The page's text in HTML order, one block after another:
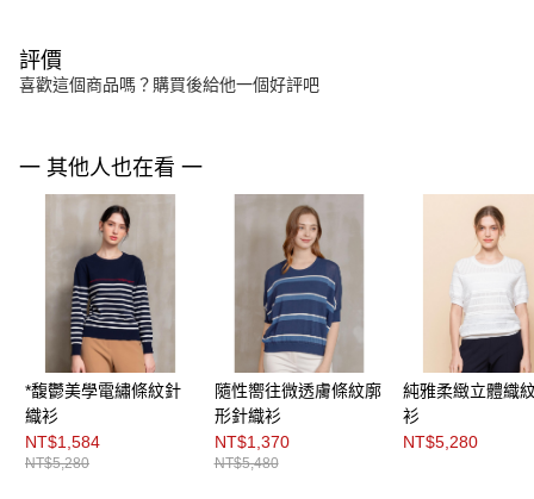
評價
喜歡這個商品嗎？購買後給他一個好評吧
一 其他人也在看 一
*馥鬱美學電繡條紋針
織衫
NT$1,584
NT$5,280
隨性嚮往微透膚條紋廓
形針織衫
NT$1,370
NT$5,480
純雅柔緻立體織
衫
NT$5,280